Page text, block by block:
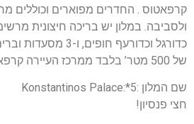
קרפאטוס . החדרים מפוארים וכוללים
ולסביבה. במלון יש בריכה חיצונית
כדורגל וכדורעף
של 500 מטר’ בלבד ממרכז העיירה קרפאטוס !!!!!!
שם המלון :5*:Konstantinos Palace
חצי פנסיון!